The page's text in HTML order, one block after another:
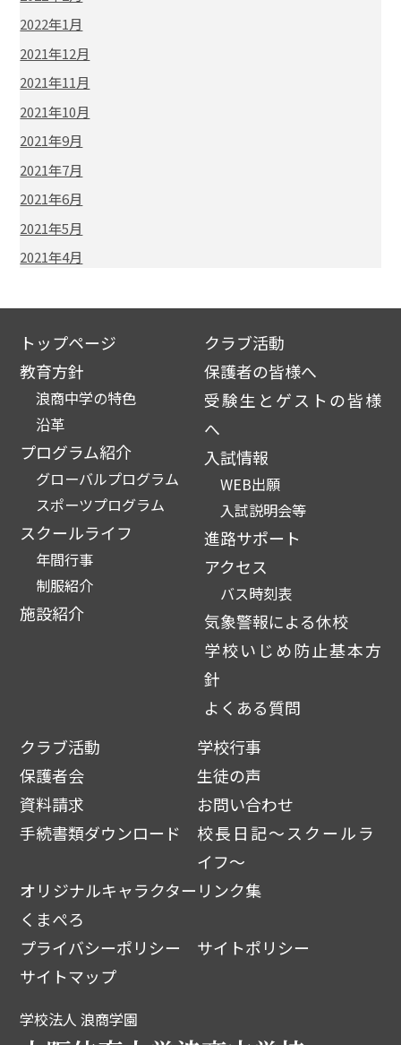
2022年1月
2021年12月
2021年11月
2021年10月
2021年9月
2021年7月
2021年6月
2021年5月
2021年4月
トップページ
教育方針
浪商中学の特色
沿革
プログラム紹介
グローバルプログラム
スポーツプログラム
スクールライフ
年間行事
制服紹介
施設紹介
クラブ活動
保護者の皆様へ
受験生とゲストの皆様
へ
入試情報
WEB出願
入試説明会等
進路サポート
アクセス
バス時刻表
気象警報による休校
学校いじめ防止基本方
針
よくある質問
クラブ活動
学校行事
保護者会
生徒の声
資料請求
お問い合わせ
手続書類ダウンロード
校長日記～スクールラ
イフ～
オリジナルキャラクター
くまぺろ
リンク集
プライバシーポリシー
サイトポリシー
サイトマップ
学校法人 浪商学園